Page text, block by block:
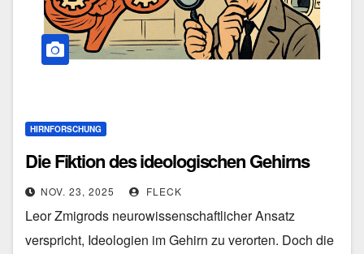
HIRNFORSCHUNG
Die Fiktion des ideologischen Gehirns
NOV. 23, 2025 FLECK
Leor Zmigrods neurowissenschaftlicher Ansatz
verspricht, Ideologien im Gehirn zu verorten. Doch die